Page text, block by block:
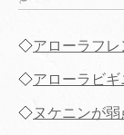
◇アローラフ
◇アローラビ
◇ヌケニンが